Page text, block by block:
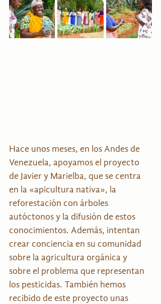
Hace unos meses, en los Andes de
Venezuela, apoyamos el proyecto
de Javier y Marielba, que se centra
en la «apicultura nativa», la
reforestación con árboles
autóctonos y la difusión de estos
conocimientos. Además, intentan
crear conciencia en su comunidad
sobre la agricultura orgánica y
sobre el problema que representan
los pesticidas. También hemos
recibido de este proyecto unas